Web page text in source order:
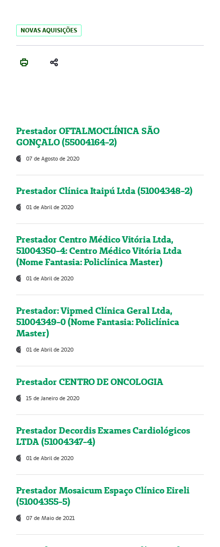
NOVAS AQUISIÇÕES
Prestador OFTALMOCLÍNICA SÃO
GONÇALO (55004164-2)
07 de Agosto de 2020
Prestador Clínica Itaipú Ltda (51004348-2)
01 de Abril de 2020
Prestador Centro Médico Vitória Ltda,
51004350-4: Centro Médico Vitória Ltda
(Nome Fantasia: Policlínica Master)
01 de Abril de 2020
Prestador: Vipmed Clínica Geral Ltda,
51004349-0 (Nome Fantasia: Policlínica
Master)
01 de Abril de 2020
Prestador CENTRO DE ONCOLOGIA
15 de Janeiro de 2020
Prestador Decordis Exames Cardiológicos
LTDA (51004347-4)
01 de Abril de 2020
Prestador Mosaicum Espaço Clínico Eireli
(51004355-5)
07 de Maio de 2021